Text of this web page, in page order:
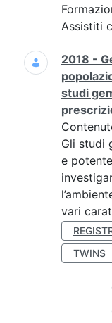
Assistiti
2018 -
studi
Gli studi
e
vari
TWINS